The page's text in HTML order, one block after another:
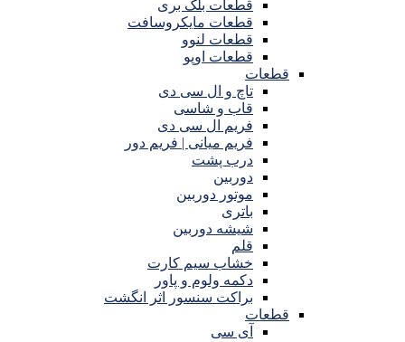
قطعات بلک بری
قطعات مایکروسافت
قطعات لنوو
قطعات اوپو
قطعات
تاچ و ال سی دی
قاب و شاسی
فریم ال سی دی
فریم میانی | فریم دور
درب پشت
دوربین
موتور دوربین
باتری
شیشه دوربین
قلم
خشاب سیم کارت
دکمه ولوم و پاور
براکت سنسور اثر انگشت
قطعات
آی سی